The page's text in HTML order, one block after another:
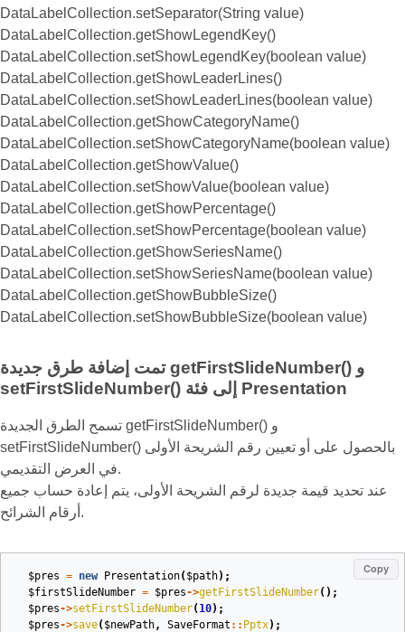
DataLabelCollection.setSeparator(String value)
DataLabelCollection.getShowLegendKey()
DataLabelCollection.setShowLegendKey(boolean value)
DataLabelCollection.getShowLeaderLines()
DataLabelCollection.setShowLeaderLines(boolean value)
DataLabelCollection.getShowCategoryName()
DataLabelCollection.setShowCategoryName(boolean value)
DataLabelCollection.getShowValue()
DataLabelCollection.setShowValue(boolean value)
DataLabelCollection.getShowPercentage()
DataLabelCollection.setShowPercentage(boolean value)
DataLabelCollection.getShowSeriesName()
DataLabelCollection.setShowSeriesName(boolean value)
DataLabelCollection.getShowBubbleSize()
DataLabelCollection.setShowBubbleSize(boolean value)
تمت إضافة طرق جديدة getFirstSlideNumber() و
setFirstSlideNumber() إلى فئة Presentation
تسمح الطرق الجديدة getFirstSlideNumber() و
setFirstSlideNumber() بالحصول على أو تعيين رقم الشريحة الأولى
في العرض التقديمي.
عند تحديد قيمة جديدة لرقم الشريحة الأولى، يتم إعادة حساب جميع
أرقام الشرائح.
Copy
$pres = new Presentation($path);
$firstSlideNumber = $pres->getFirstSlideNumber();
$pres->setFirstSlideNumber(10);
$pres->save($newPath, SaveFormat :: Pptx);